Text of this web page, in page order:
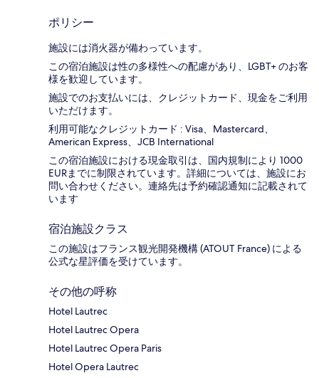
ポリシー
施設には消火器が備わっています。
この宿泊施設は性の多様性への配慮があり、LGBT+ のお客
様を歓迎しています。
施設でのお支払いには、クレジットカード、現金をご利用
いただけます。
利用可能なクレジットカード : Visa、Mastercard、
American Express、JCB International
この宿泊施設における現金取引は、国内規制により 1000
EURまでに制限されています。詳細については、施設にお
問い合わせください。連絡先は予約確認通知に記載されて
います
宿泊施設クラス
この施設はフランス観光開発機構 (ATOUT France) による
公式な星評価を受けています。
その他の呼称
Hotel Lautrec
Hotel Lautrec Opera
Hotel Lautrec Opera Paris
Hotel Opera Lautrec